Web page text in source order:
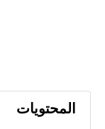
المحتويات